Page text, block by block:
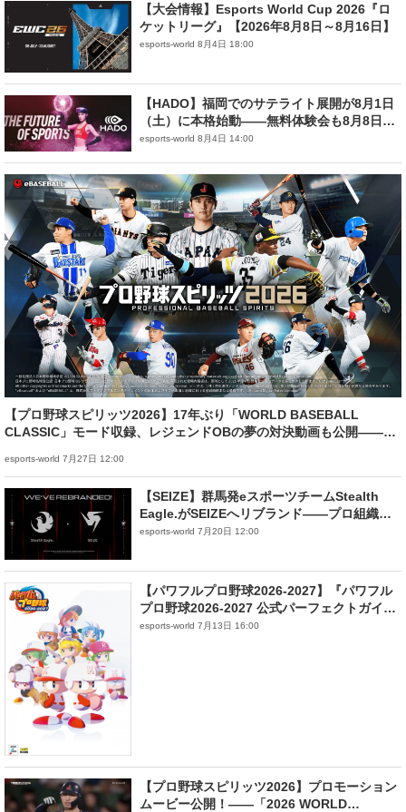
【大会情報】Esports World Cup 2026『ロ
ケットリーグ』【2026年8月8日～8月16日】
esports-world 8月4日 18:00
【HADO】福岡でのサテライト展開が8月1日
（土）に本格始動——無料体験会も8月8日
（土）・9日（日）に開催
esports-world 8月4日 14:00
【プロ野球スピリッツ2026】17年ぶり「WORLD BASEBALL
CLASSIC」モード収録、レジェンドOBの夢の対決動画も公開——7
esports-world 7月27日 12:00
【SEIZE】群馬発eスポーツチームStealth
Eagle.がSEIZEへリブランド——プロ組織と
して始動、eモータースポーツ部門も新設
esports-world 7月20日 12:00
【パワフルプロ野球2026-2027】『パワフル
プロ野球2026-2027 公式パーフェクトガイ
ド』が8月20日発売——全モードを総まとめ
esports-world 7月13日 16:00
【プロ野球スピリッツ2026】プロモーション
ムービー公開！――「2026 WORLD